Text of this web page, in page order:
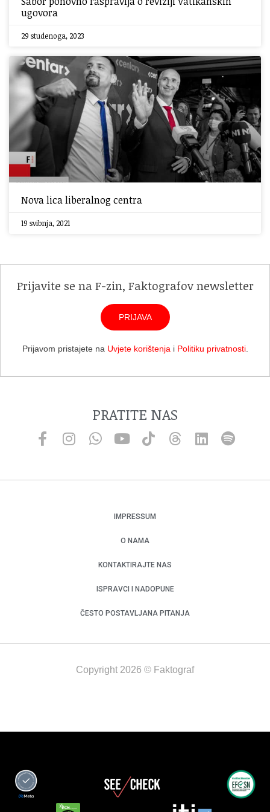
ugovora
29 studenoga, 2023
Nova lica liberalnog centra
19 svibnja, 2021
Prijavite se na F-zin, Faktografov newsletter
PRIJAVA
Prijavom pristajete na Uvjete korištenja i Politiku privatnosti.
PRATITE NAS
IMPRESSUM
O NAMA
KONTAKTIRAJTE NAS
ISPRAVCI I NADOPUNE
ČESTO POSTAVLJANA PITANJA
Copyright 2026 © Faktograf